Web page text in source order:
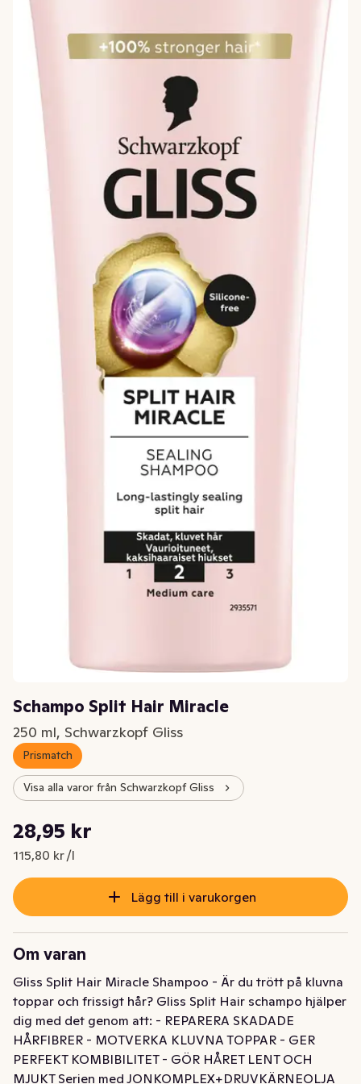
Schampo Split Hair Miracle
250 ml, Schwarzkopf Gliss
Prismatch
Visa alla varor från Schwarzkopf Gliss
Nuvarande pris är: 28,95 kr
28,95 kr
115,80 kr /l
Styckpris: 115,80 kr /l
Lägg till i varukorgen
Om varan
Gliss Split Hair Miracle Shampoo - Är du trött på kluvna
toppar och frissigt hår? Gliss Split Hair schampo hjälper
dig med det genom att: - REPARERA SKADADE
HÅRFIBRER - MOTVERKA KLUVNA TOPPAR - GER
PERFEKT KOMBIBILITET - GÖR HÅRET LENT OCH
MJUKT Serien med JONKOMPLEX+DRUVKÄRNEOLJA